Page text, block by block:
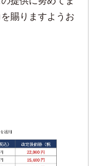
賜りますようお